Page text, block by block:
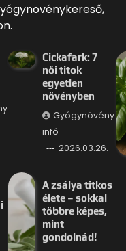
Cickafark: 7
női titok
egyetlen
növényben
Gyógynövény
infó
2026.03.26.
A zsálya titkos
élete – sokkal
többre képes,
mint
gondolnád!